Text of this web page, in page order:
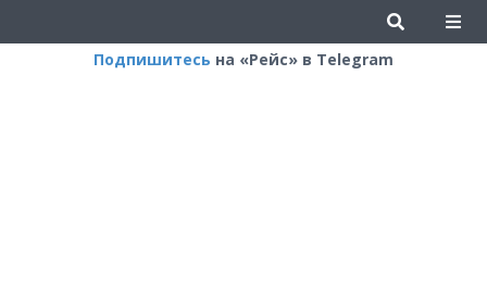
Подпишитесь на «Рейс» в Telegram